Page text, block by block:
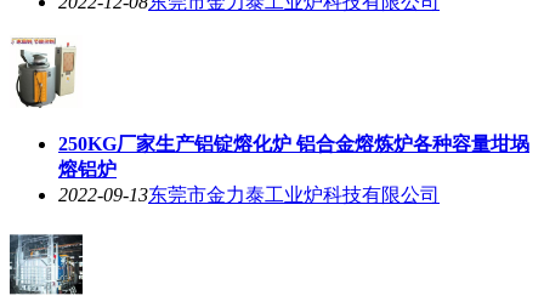
250KG厂家生产铝锭熔化炉 铝合金熔炼炉各种容量坩埚
熔铝炉
2022-09-13东莞市金力泰工业炉科技有限公司